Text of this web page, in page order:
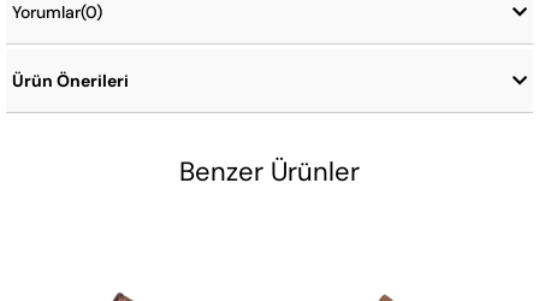
Yorumlar(0)
Ürün Önerileri
Benzer Ürünler